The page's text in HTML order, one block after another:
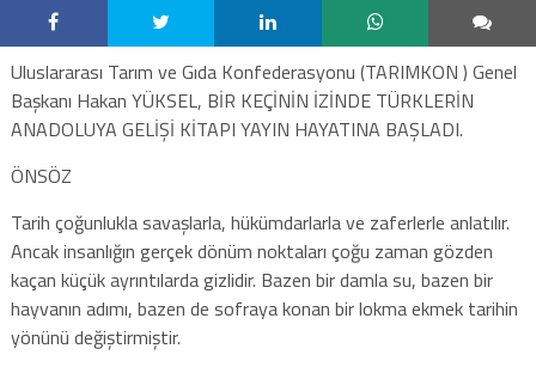
Uluslararası Tarım ve Gıda Konfederasyonu (TARIMKON ) Genel
Başkanı Hakan YÜKSEL, BİR KEÇİNİN İZİNDE TÜRKLERİN
ANADOLUYA GELİŞİ KİTAPI YAYIN HAYATINA BAŞLADI.
ÖNSÖZ
Tarih çoğunlukla savaşlarla, hükümdarlarla ve zaferlerle anlatılır.
Ancak insanlığın gerçek dönüm noktaları çoğu zaman gözden
kaçan küçük ayrıntılarda gizlidir. Bazen bir damla su, bazen bir
hayvanın adımı, bazen de sofraya konan bir lokma ekmek tarihin
yönünü değiştirmiştir.